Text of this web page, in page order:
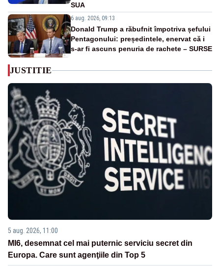
SUA
6 aug. 2026, 09:13
Donald Trump a răbufnit împotriva șefului
Pentagonului: președintele, enervat că i
s-ar fi ascuns penuria de rachete – SURSE
JUSTITIE
5 aug. 2026, 11:00
MI6, desemnat cel mai puternic serviciu secret din
Europa. Care sunt agenţiile din Top 5